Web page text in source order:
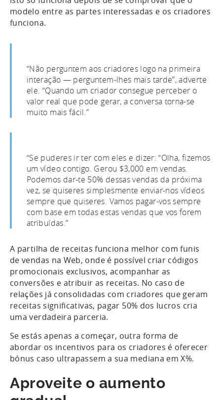
modelo entre as partes interessadas e os criadores
funciona.
“Não perguntem aos criadores logo na primeira
interação — perguntem-lhes mais tarde”, adverte
ele. “Quando um criador consegue perceber o
valor real que pode gerar, a conversa torna-se
muito mais fácil.”
“Se puderes ir ter com eles e dizer: “Olha, fizemos
um vídeo contigo. Gerou $3,000 em vendas.
Podemos dar-te 50% dessas vendas da próxima
vez, se quiseres simplesmente enviar-nos vídeos
sempre que quiseres. Vamos pagar-vos sempre
com base em todas estas vendas que vos forem
atribuídas.”
A partilha de receitas funciona melhor com funis
de vendas na Web, onde é possível criar códigos
promocionais exclusivos, acompanhar as
conversões e atribuir as receitas. No caso de
relações já consolidadas com criadores que geram
receitas significativas, pagar 50% dos lucros cria
uma verdadeira parceria.
Se estás apenas a começar, outra forma de
abordar os incentivos para os criadores é oferecer
bónus caso ultrapassem a sua mediana em X%.
Aproveite o aumento